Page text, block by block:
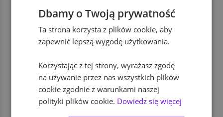
ubezpieczenie na życie
dodatkowe świadczenia socjalne
Dbamy o Twoją prywatność
Ta strona korzysta z plików cookie, aby
zapewnić lepszą wygodę użytkowania.
Korzystając z tej strony, wyrażasz zgodę
na używanie przez nas wszystkich plików
cookie zgodnie z warunkami naszej
polityki plików cookie. Dowiedz się więcej